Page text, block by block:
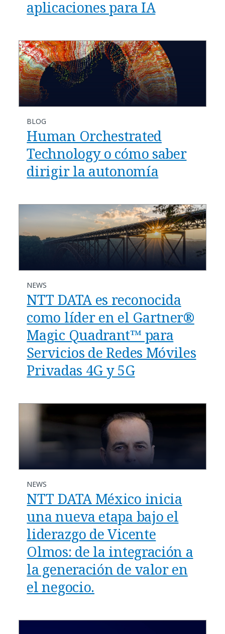
aplicaciones para IA
BLOG
Human Orchestrated
Technology o cómo saber
dirigir la autonomía
NEWS
NTT DATA es reconocida
como líder en el Gartner®
Magic Quadrant™ para
Servicios de Redes Móviles
Privadas 4G y 5G
NEWS
NTT DATA México inicia
una nueva etapa bajo el
liderazgo de Vicente
Olmos: de la integración a
la generación de valor en
el negocio.